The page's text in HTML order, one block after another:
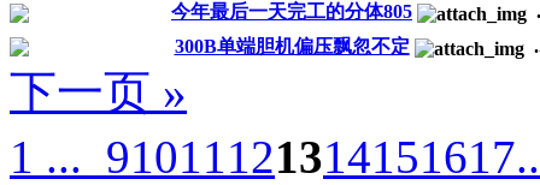
今年最后一天完工的分体805
300B单端胆机偏压飘忽不定
下一页 »
1 ... 91011121314151617